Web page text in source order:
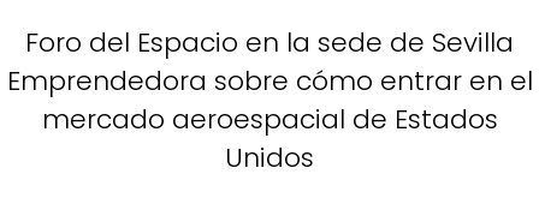
Foro del Espacio en la sede de Sevilla
Emprendedora sobre cómo entrar en el
mercado aeroespacial de Estados
Unidos